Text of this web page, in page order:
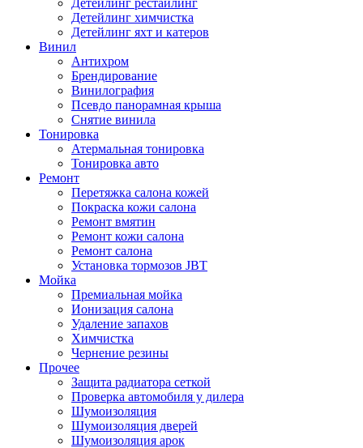
Детейлинг рестайлинг
Детейлинг химчистка
Детейлинг яхт и катеров
Винил
Антихром
Брендирование
Винилография
Псевдо панорамная крыша
Снятие винила
Тонировка
Атермальная тонировка
Тонировка авто
Ремонт
Перетяжка салона кожей
Покраска кожи салона
Ремонт вмятин
Ремонт кожи салона
Ремонт салона
Установка тормозов JBT
Мойка
Премиальная мойка
Ионизация салона
Удаление запахов
Химчистка
Чернение резины
Прочее
Защита радиатора сеткой
Проверка автомобиля у дилера
Шумоизоляция
Шумоизоляция дверей
Шумоизоляция арок